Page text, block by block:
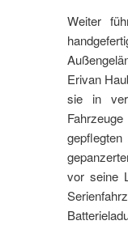
Weiter
Erivan
sie in
vor seine